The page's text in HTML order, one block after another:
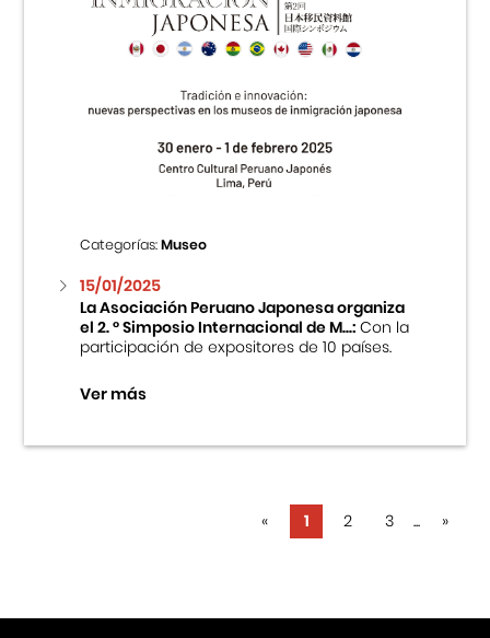
Categorías:Museo
15/01/2025
La Asociación Peruano Japonesa organiza
el 2. ° Simposio Internacional de M...:Con la
participación de expositores de 10 países.
Ver más
« 1 2 3 ... »